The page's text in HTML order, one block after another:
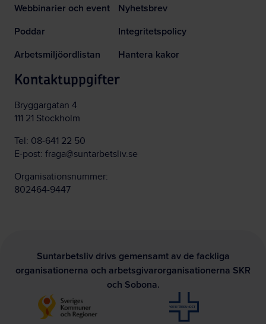
Webbinarier och event
Poddar
Arbetsmiljöordlistan
Nyhetsbrev
Integritetspolicy
Hantera kakor
Kontaktuppgifter
Bryggargatan 4
111 21 Stockholm
Tel: 08-641 22 50
E-post: fraga@suntarbetsliv.se
Organisationsnummer:
802464-9447
Suntarbetsliv drivs gemensamt av de fackliga
organisationerna och arbetsgivarorganisationerna SKR
och Sobona.